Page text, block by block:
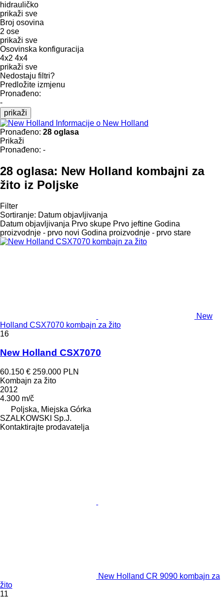
hidrauličko
prikaži sve
Broj osovina
2 ose
prikaži sve
Osovinska konfiguracija
4x2 4x4
prikaži sve
Nedostaju filtri?
Predložite izmjenu
Pronađeno:
-
prikaži
Informacije o New Holland
Pronađeno: 28 oglasa
Prikaži
Pronađeno: -
28 oglasa: New Holland kombajni za
žito iz Poljske
Filter
Sortiranje: Datum objavljivanja
Datum objavljivanja Prvo skupe Prvo jeftine Godina
proizvodnje - prvo novi Godina proizvodnje - prvo stare
New
Holland CSX7070 kombajn za žito
16
New Holland CSX7070
60.150 € 259.000 PLN
Kombajn za žito
2012
4.300 m/č
Poljska, Miejska Górka
SZALKOWSKI Sp.J.
Kontaktirajte prodavatelja
New Holland CR 9090 kombajn za
žito
11